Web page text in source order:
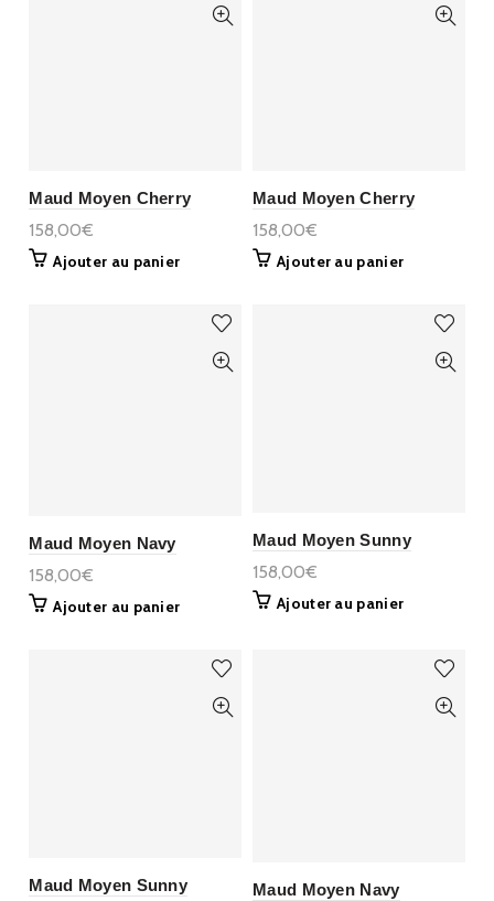
Maud Moyen Cherry
158,00€
Ajouter au panier
Maud Moyen Cherry
158,00€
Ajouter au panier
Maud Moyen Navy
158,00€
Ajouter au panier
Maud Moyen Sunny
158,00€
Ajouter au panier
Maud Moyen Sunny Maud Moyen Navy